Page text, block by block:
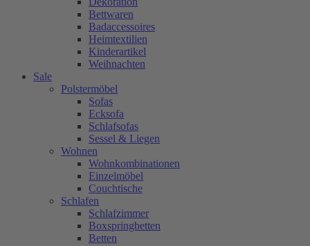
Bettwaren
Badaccessoires
Heimtextilien
Kinderartikel
Weihnachten
Sale
Polstermöbel
Sofas
Ecksofa
Schlafsofas
Sessel & Liegen
Wohnen
Wohnkombinationen
Einzelmöbel
Couchtische
Schlafen
Schlafzimmer
Boxspringbetten
Betten